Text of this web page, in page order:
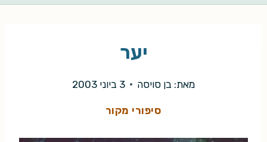
יער
מאת: בן סויסה 3 ביוני 2003
סיפורי מקור